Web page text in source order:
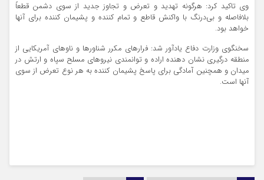
وی تاکید کرد: هرگونه تهدید و تعرض و تجاوز جدید از سوی دشمن قطعاً
بلافاصله و بی‌درنگ با واکنش قاطع و تمام کننده و پشیمان کننده برای آنها
خواهد بود.
سخنگوی وزارت دفاع یادآور شد: فرارهای مکرر شناورها و ناوهای آمریکایی از
منطقه درگیری نشان دهنده اراده و توانمندی نیروهای مسلح سپاه و ارتش در
میدان و همچنین آمادگی برای پاسخ پشیمان کننده به هر نوع تعرض از سوی
آنها است.